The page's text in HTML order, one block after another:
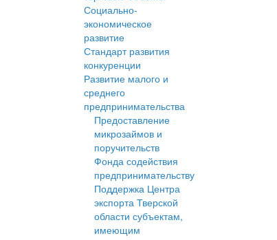
Социально-
экономическое
развитие
Стандарт развития
конкуренции
Развитие малого и
среднего
предпринимательства
Предоставление
микрозаймов и
поручительств
Фонда содействия
предпринимательству
Поддержка Центра
экспорта Тверской
области субъектам,
имеющим